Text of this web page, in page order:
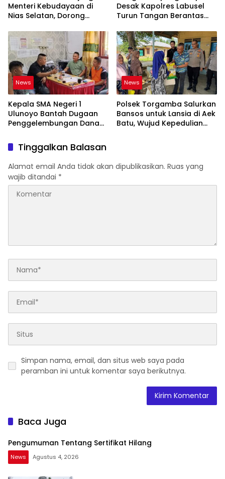
Menteri Kebudayaan di
Nias Selatan, Dorong
Target UNESCO
Desak Kapolres Labusel
Turun Tangan Berantas
di Perlabian
News
Kepala SMA Negeri 1
Ulunoyo Bantah Dugaan
Penggelembungan Dana
Pemberitaan Tidak Benar
News
Polsek Torgamba Salurkan
Bansos untuk Lansia di Aek
Batu, Wujud Kepedulian
Tinggalkan Balasan
Alamat email Anda tidak akan dipublikasikan. Ruas yang
wajib ditandai *
Simpan nama, email, dan situs web saya pada
peramban ini untuk komentar saya berikutnya.
Baca Juga
Pengumuman Tentang Sertifikat Hilang
News Agustus 4, 2026